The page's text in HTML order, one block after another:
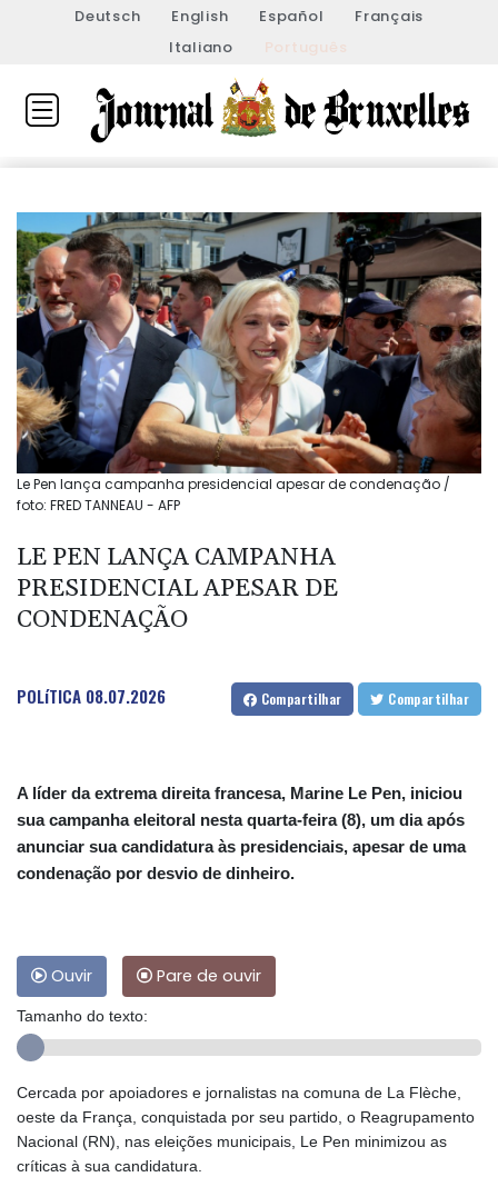
Deutsch English Español
Français
Italiano
Português
Le Pen lança campanha presidencial apesar de condenação /
foto: FRED TANNEAU - AFP
LE PEN LANÇA CAMPANHA
PRESIDENCIAL APESAR DE
CONDENAÇÃO
POLíTICA 08.07.2026 Compartilhar Compartilhar
A líder da extrema direita francesa, Marine Le Pen, iniciou
sua campanha eleitoral nesta quarta-feira (8), um dia após
anunciar sua candidatura às presidenciais, apesar de uma
condenação por desvio de dinheiro.
Ouvir Pare de ouvir
Tamanho do texto:
Cercada por apoiadores e jornalistas na comuna de La Flèche,
oeste da França, conquistada por seu partido, o Reagrupamento
Nacional (RN), nas eleições municipais, Le Pen minimizou as
críticas à sua candidatura.